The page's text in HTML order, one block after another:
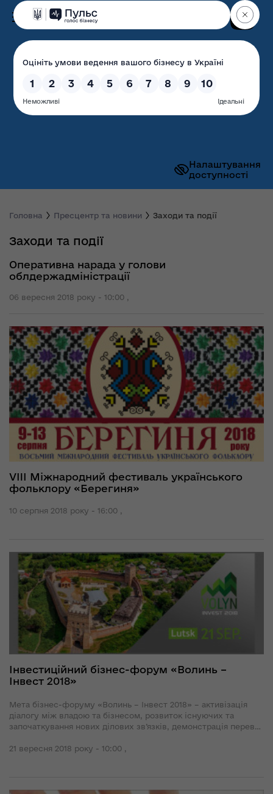
Налаштування
доступності
Волинська обласна
державна адміністрація
Головна Пресцентр та новини Заходи та події
Заходи та події
Оперативна нарада у голови
облдержадміністрації
06 вересня 2018 року - 10:00 ,
VIII Міжнародний фестиваль українського
фольклору «Берегиня»
10 серпня 2018 року - 16:00 ,
Інвестиційний бізнес-форум «Волинь –
Інвест 2018»
Мета бізнес-форуму «Волинь – Інвест 2018» – активізація
діалогу між владою та бізнесом, розвиток існуючих та
започаткування нових ділових зв’язків, демонстрація переваг
інвестиційних проектів.
21 вересня 2018 року - 10:00 ,